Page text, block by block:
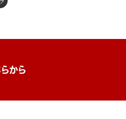
から